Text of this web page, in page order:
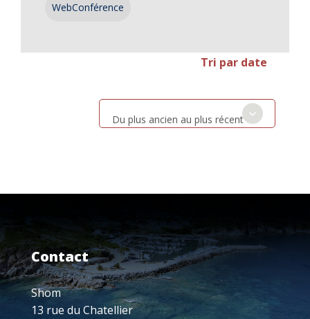
WebConférence
Tri par date
Du plus ancien au plus récent
Contact
Shom
13 rue du Chatellier